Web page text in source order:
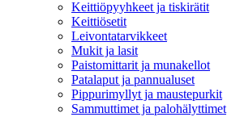
Keittiöpyyhkeet ja tiskirätit
Keittiösetit
Leivontatarvikkeet
Mukit ja lasit
Paistomittarit ja munakellot
Patalaput ja pannualuset
Pippurimyllyt ja maustepurkit
Sammuttimet ja palohälyttimet